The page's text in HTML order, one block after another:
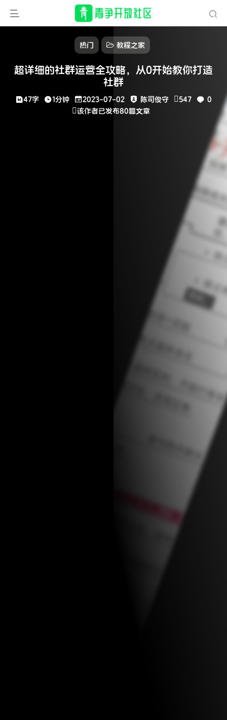
热门 教程之家
超详细的社群运营全攻略，从0开始教你打造
社群
47字 1分钟 2023-07-02 陈司俊守 547
0
该作者已发布80篇文章